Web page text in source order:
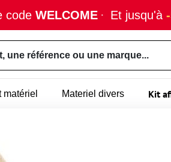
code WELCOME · Et jusqu'à
une référence ou une marque...
matériel Materiel divers Kit